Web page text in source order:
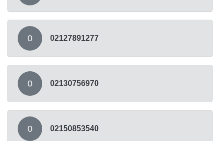
0 02127891277
0 02130756970
0 02150853540